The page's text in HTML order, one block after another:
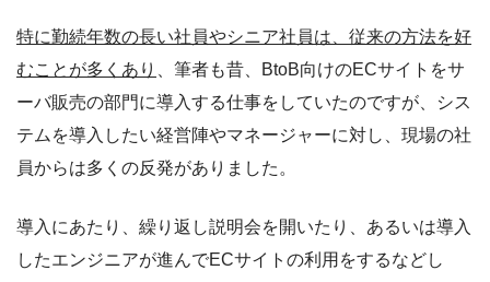
特に勤続年数の長い社員やシニア社員は、従来の方法を好
むことが多くあり
、筆者も昔、BtoB向けのECサイトをサ
ーバ販売の部門に導入する仕事をしていたのですが、シス
テムを導入したい経営陣やマネージャーに対し、現場の社
員からは多くの反発がありました。
導入にあたり、繰り返し説明会を開いたり、あるいは導入
したエンジニアが進んでECサイトの利用をするなどし